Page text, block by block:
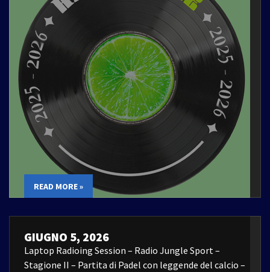
READ MORE »
GIUGNO 5, 2026
Laptop Radioing Session – Radio Jungle Sport –
Stagione II – Partita di Padel con leggende del calcio –